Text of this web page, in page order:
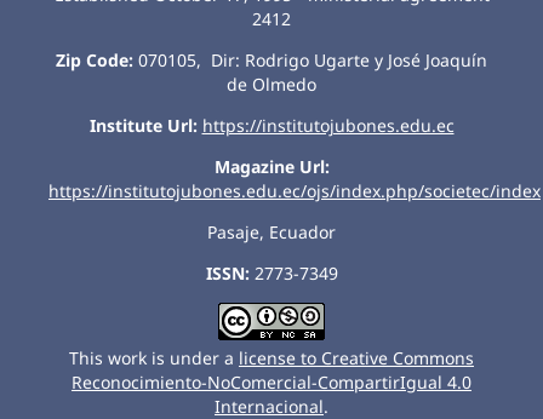
2412
Zip Code: 070105, Dir: Rodrigo Ugarte y José Joaquín
de Olmedo
Institute Url: https://institutojubones.edu.ec
Magazine Url:
https://institutojubones.edu.ec/ojs/index.php/societec/index
Pasaje, Ecuador
ISSN:2773-7349
This work is under a license to Creative Commons
Reconocimiento-NoComercial-CompartirIgual 4.0
Internacional.